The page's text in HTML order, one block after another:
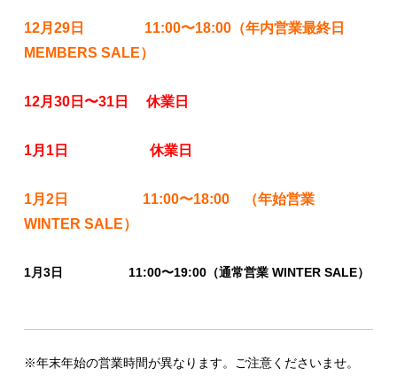
12月29日 11:00〜18:00（年内営業最終日
MEMBERS SALE）
12月30日〜31日 休業日
1月1日 休業日
1月2日 11:00〜18:00 （年始営業
WINTER SALE）
1月3日 11:00〜19:00（通常営業 WINTER SALE）
※年末年始の営業時間が異なります。ご注意くださいませ。